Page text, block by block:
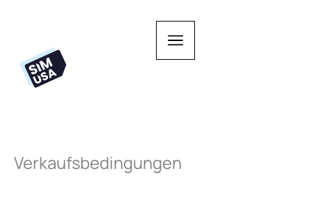
Verkaufsbedingungen